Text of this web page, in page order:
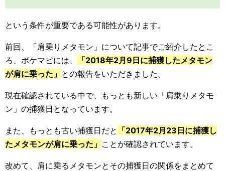
という条件が重要である可能性があります。
前回、「肩乗りメタモン」について記事でご紹介したとこ
ろ、ポケマピには、
「2018年2月9日に捕獲したメタモン
が肩に乗った」 との報告をいただきました。
現在確認されている中で、もっとも新しい「肩乗りメタモ
ン」の捕獲日となっています。
また、もっとも古い捕獲日だと 「2017年2月23日に捕獲し
たメタモンが肩に乗った」 ことが確認されています。
改めて、肩に乗るメタモンとその捕獲日の関係をまとめて